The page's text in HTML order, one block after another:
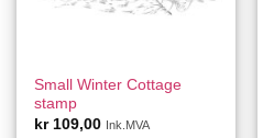
Small Winter Cottage
stamp
kr109,00 Ink.MVA